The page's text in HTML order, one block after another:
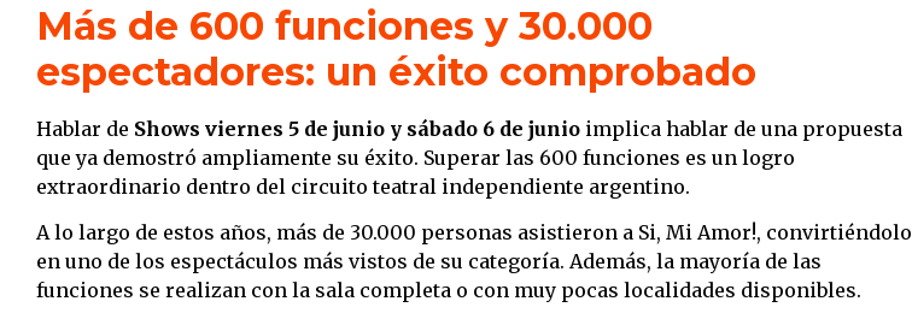
Más de 600 funciones y 30.000
espectadores: un éxito comprobado
Hablar de Shows viernes 5 de junio y sábado 6 de junio implica hablar de una propuesta
que ya demostró ampliamente su éxito. Superar las 600 funciones es un logro
extraordinario dentro del circuito teatral independiente argentino.
A lo largo de estos años, más de 30.000 personas asistieron a Si, Mi Amor!, convirtiéndolo
en uno de los espectáculos más vistos de su categoría. Además, la mayoría de las
funciones se realizan con la sala completa o con muy pocas localidades disponibles.